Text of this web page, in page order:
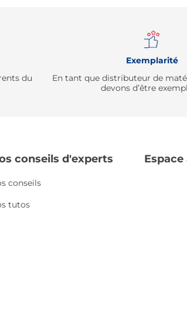
du
Exemplarité
En tant que distributeur de
devons d’être
conseils d'experts
conseils
tutos